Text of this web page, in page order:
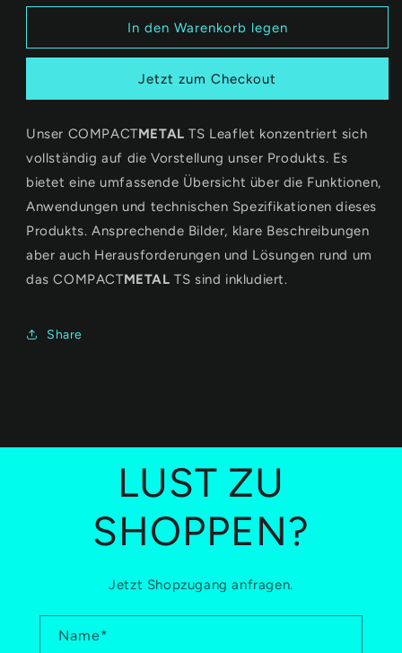
Menge
LEAFLET
TS
Menge
für
LEAFLET
METAL
TS
In den Warenkorb legen
Jetzt zum Checkout
Unser COMPACTMETAL TS Leaflet konzentriert sich
vollständig auf die Vorstellung unser Produkts. Es
bietet eine umfassende Übersicht über die Funktionen,
Anwendungen und technischen Spezifikationen dieses
Produkts. Ansprechende Bilder, klare Beschreibungen
aber auch Herausforderungen und Lösungen rund um
dasCOMPACTMETAL TS sind inkludiert.
Share
LUST ZU
SHOPPEN?
Jetzt Shopzugang anfragen.
Name*